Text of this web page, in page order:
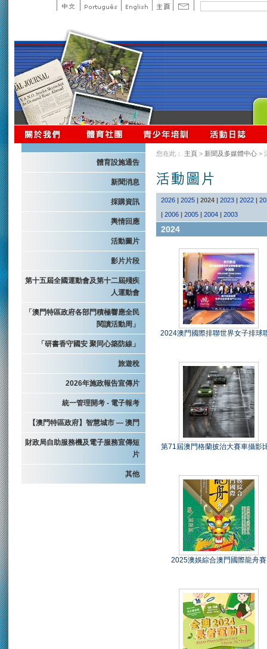
體育設施通告
新聞消息
採購資訊
輿情回應
活動圖片
影片片段
第十五屆全國運動會及第十二屆殘疾
人運動會
「澳門特區政府各部門積極響應全民
閱讀活動周」
「研書香守國安 聚同心築防線」
旅遊稅
2026年施政報告宣傳片
統一管理開考 - 電子報考
【澳門特區政府】智慧城市 — 澳門
財政局自助服務機及電子服務宣傳短
片
其他
您在此： 主頁 > 新聞及多媒體中心 >
2026 | 2025 | 2024 | 2023 | 2022 |
| 2006 | 2005 | 2004 | 2003
2024
2024澳門國際排聯世界女子排球
第71屆澳門格蘭披治大賽車攝影
2025澳娛綜合澳門國際龍舟賽